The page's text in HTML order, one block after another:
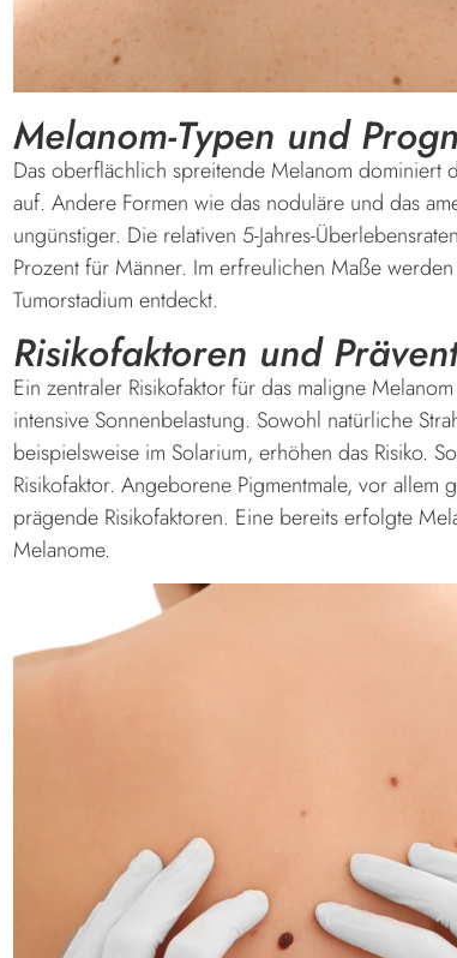
Melanom-Typen und
Das oberflächlich spreitende Melanom dominiert
auf. Andere Formen wie das noduläre und das
ungünstiger. Die relativen 5-Jahres-
Prozent für Männer. Im erfreulichen Maße
Tumorstadium entdeckt.
Risikofaktoren und
Ein zentraler Risikofaktor für das maligne
intensive Sonnenbelastung. Sowohl natürliche
beispielsweise im Solarium, erhöhen das Risiko.
Risikofaktor. Angeborene Pigmentmale, vor
prägende Risikofaktoren. Eine bereits erfolgte
Melanome.